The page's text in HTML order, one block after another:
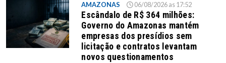
AMAZONAS 06/08/2026 as 17:52
Escândalo de R$ 364 milhões:
Governo do Amazonas mantém
empresas dos presídios sem
licitação e contratos levantam
novos questionamentos